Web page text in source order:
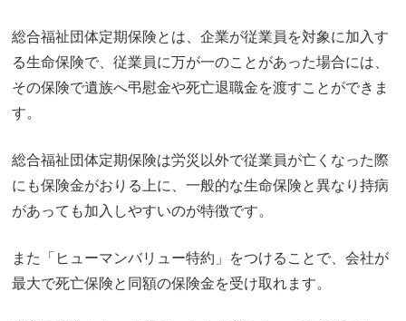
総合福祉団体定期保険とは、企業が従業員を対象に加入す
る生命保険で、従業員に万が一のことがあった場合には、
その保険で遺族へ弔慰金や死亡退職金を渡すことができま
す。
総合福祉団体定期保険は労災以外で従業員が亡くなった際
にも保険金がおりる上に、一般的な生命保険と異なり持病
があっても加入しやすいのが特徴です。
また「ヒューマンバリュー特約」をつけることで、会社が
最大で死亡保険と同額の保険金を受け取れます。